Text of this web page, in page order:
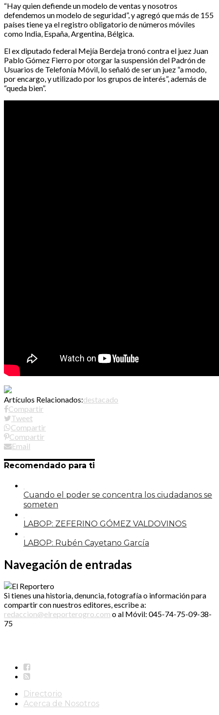
“Hay quien defiende un modelo de ventas y nosotros
defendemos un modelo de seguridad”, y agregó que más de 155
países tiene ya el registro obligatorio de números móviles
como India, España, Argentina, Bélgica.
El ex diputado federal Mejía Berdeja tronó contra el juez Juan
Pablo Gómez Fierro por otorgar la suspensión del Padrón de
Usuarios de Telefonía Móvil, lo señaló de ser un juez “a modo,
por encargo, y utilizado por los grupos de interés”, además de
“queda bien”.
Artículos Relacionados:destacado
Compartir
Tweet
Compartir
Compartir
Email
Recomendado para ti
Cuando el poder se concentra los ciudadanos se
someten
LABOP: ZEFERINO GÓMEZ VALDOVINOS
LABOP: Rubén Cayetano García
Navegación de entradas
Si tienes una historia, denuncia, fotografía o información para
compartir con nuestros editores, escribe a:
redaccion@elreporterogro.com o al Móvil: 045-74-75-09-38-
75
Directorio
Acerca de Nosotros